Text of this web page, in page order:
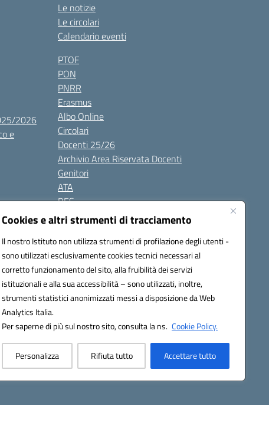
Cookies e altri strumenti di tracciamento
Il nostro Istituto non utilizza strumenti di profilazione degli utenti -
sono utilizzati esclusivamente cookies tecnici necessari al
corretto funzionamento del sito, alla fruibilità dei servizi
istituzionali e alla sua accessibilità – sono utilizzati, inoltre,
strumenti statistici anonimizzati messi a disposizione da Web
Analytics Italia.
Per saperne di più sul nostro sito, consulta la ns. Cookie Policy.
Personalizza Rifiuta tutto Accettare tutto
2026
e
Le notizie
Le circolari
Calendario eventi
PTOF
PON
PNRR
Erasmus
Albo Online
Circolari
Docenti 25/26
Archivio Area Riservata Docenti
Genitori
ATA
BES
Modulistica
Gallery